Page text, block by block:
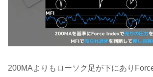
200MAよりもローソク足が下にあり